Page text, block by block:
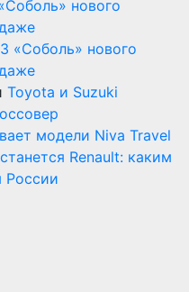
нового
«Соболь» нового
Toyota и Suzuki
модели Niva Travel
Renault: каким
России